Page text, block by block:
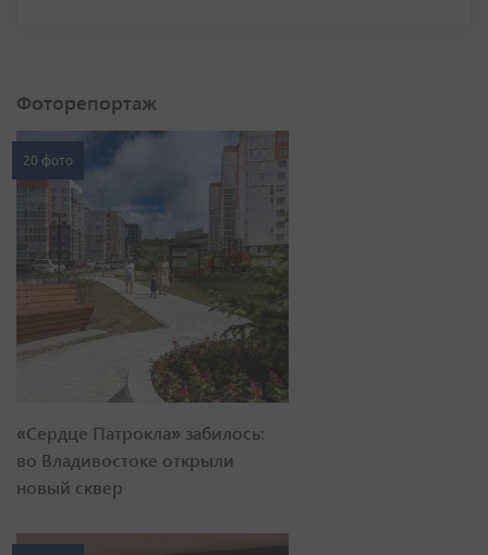
Фоторепортаж
20 фото
«Сердце Патрокла» забилось:
во Владивостоке открыли
новый сквер